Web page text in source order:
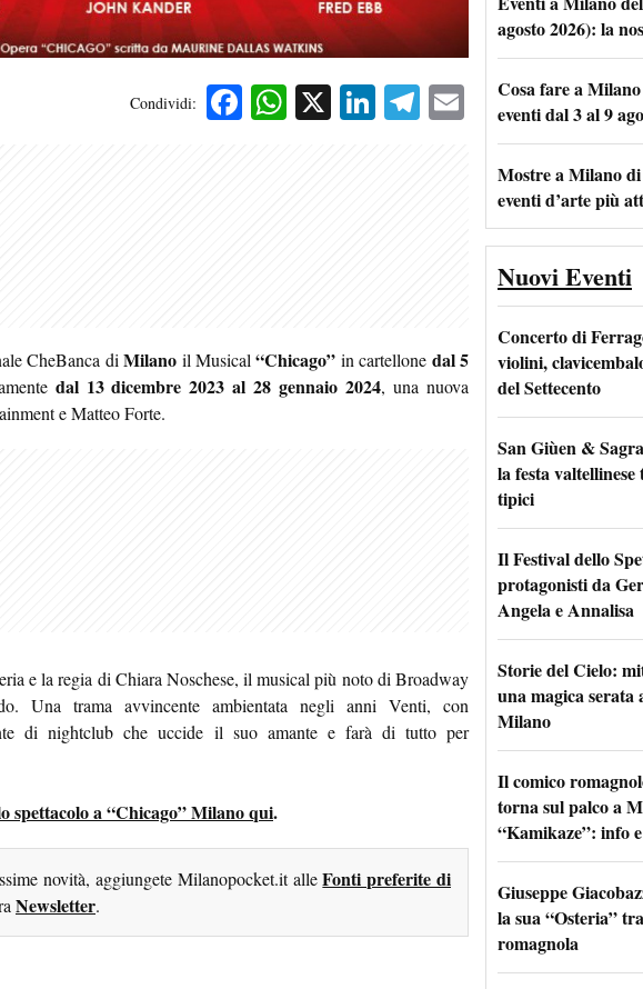
Condividi: Facebook
WhatsApp
X LinkedIn
Telegram
Email
CheBanca diMilano il Musical“Chicago” in cartellone dal 5
dal 13 dicembre 2023 al 28 gennaio 2024, una nuova
e Matteo Forte.
e la regia di Chiara Noschese, il musical più noto di Broadway
Una trama avvincente ambientata negli anni Venti, con
di nightclub che uccide il suo amante e farà di tutto per
spettacolo a “Chicago” Milano qui.
novità, aggiungete Milanopocket.it alleFonti preferite di
Newsletter.
agosto 2026): la
Cosa fare a
eventi dal 3 al 9
Mostre a Milano
eventi d’arte più
Nuovi Eventi
Concerto di
violini,
del Settecento
San Giùen &
la festa
tipici
Il Festival dello
protagonisti da
Angela e Annalisa
Storie del Cielo:
una magica
Milano
Il comico
torna sul palco a
“Kamikaze”: info
Giuseppe
la sua “Osteria”
romagnola